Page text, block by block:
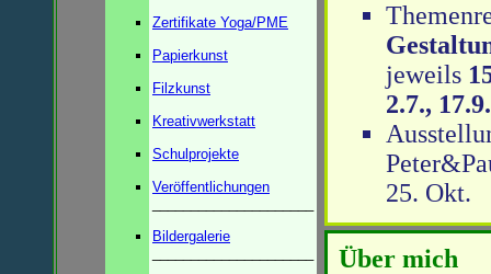
Zertifikate Yoga/PME
Papierkunst
Filzkunst
Kreativwerkstatt
Schulprojekte
Veröffentlichungen
Bildergalerie
jeweils
2.7.,
25. Okt.
Über mich